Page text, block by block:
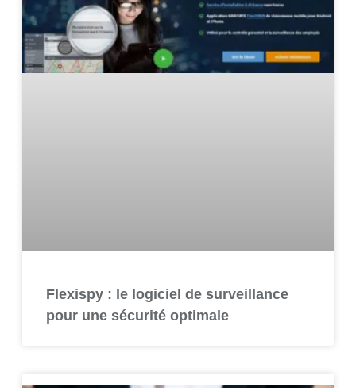
Flexispy : le logiciel de surveillance
pour une sécurité optimale